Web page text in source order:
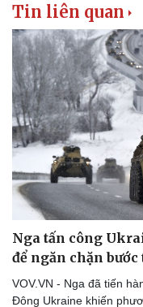
Tin liên quan
Nga tấn công
để ngăn chặn
VOV.VN - Nga đã tiến
Đông Ukraine khiến